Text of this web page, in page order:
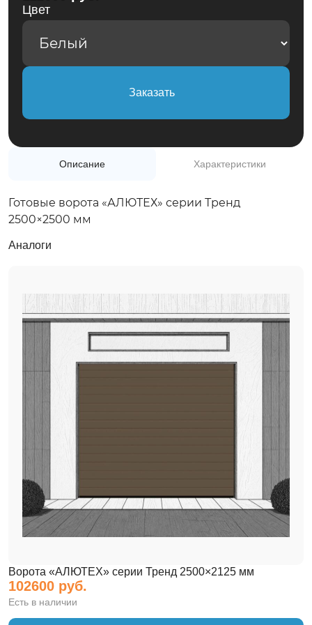
+7(495)975-50-77
Обратный звонок
Цвет
Заказать
Описание Характеристики
Готовые ворота «АЛЮТЕХ» серии Тренд
2500×2500 мм
Аналоги
Ворота «АЛЮТЕХ» серии Тренд 2500×2125 мм
102600 руб.
Есть в наличии